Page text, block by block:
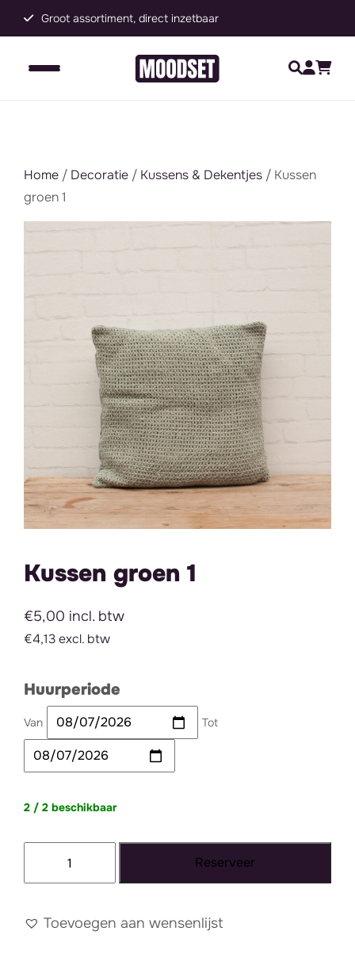
Groot assortiment, direct inzetbaar
Home / Decoratie / Kussens & Dekentjes / Kussen
groen 1
Kussen groen 1
€5,00 incl. btw
€4,13 excl. btw
Huurperiode
Van Tot
2 / 2 beschikbaar
aantal
Reserveer
Toevoegen aan wensenlijst